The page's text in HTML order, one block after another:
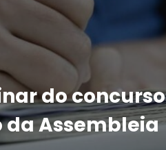
do concurso
da Assembleia